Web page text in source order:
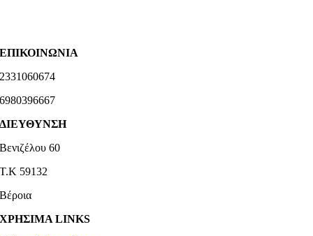
ΕΠΙΚΟΙΝΩΝΙΑ
2331060674
6980396667
ΔΙΕΥΘΥΝΣΗ
Βενιζέλου 60
Τ.Κ 59132
Βέροια
ΧΡΗΣΙΜΑ LINKS